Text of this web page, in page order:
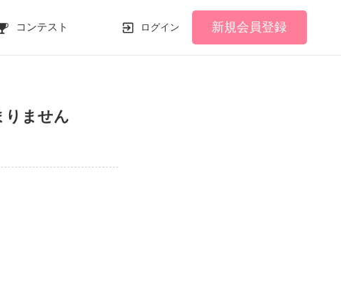
コンテスト ログイン 新規会員登録
りません